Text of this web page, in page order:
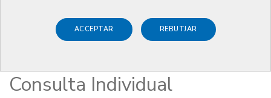
ACCEPTAR REBUTJAR
centres sanitaris /
Consulta Individual